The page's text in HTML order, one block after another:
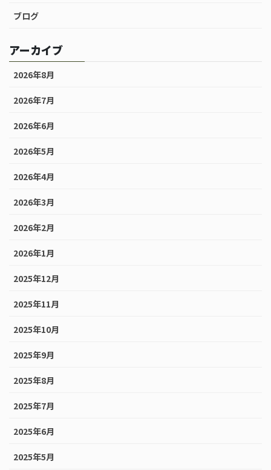
ブログ
アーカイブ
2026年8月
2026年7月
2026年6月
2026年5月
2026年4月
2026年3月
2026年2月
2026年1月
2025年12月
2025年11月
2025年10月
2025年9月
2025年8月
2025年7月
2025年6月
2025年5月